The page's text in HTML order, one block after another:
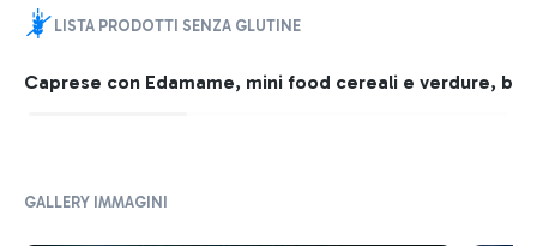
LISTA PRODOTTI SENZA GLUTINE
Caprese con Edamame, mini food cereali e verdure,
GALLERY IMMAGINI